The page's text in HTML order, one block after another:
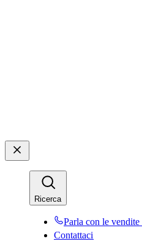
Ricerca​​
Parla con le
Contattaci​​